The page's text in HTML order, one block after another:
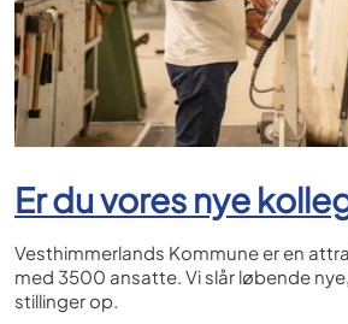
Er du vores nye
Vesthimmerlands Kommune er en
med 3500 ansatte. Vi slår løbende
stillinger op.